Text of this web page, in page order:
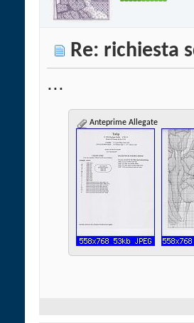
Re: richiesta
...
Anteprime Allegate